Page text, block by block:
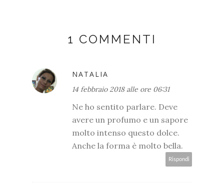
1 COMMENTI
NATALIA
14 febbraio 2018 alle ore 06:31
Ne ho sentito parlare. Deve
avere un profumo e un sapore
molto intenso questo dolce.
Anche la forma è molto bella.
Rispondi